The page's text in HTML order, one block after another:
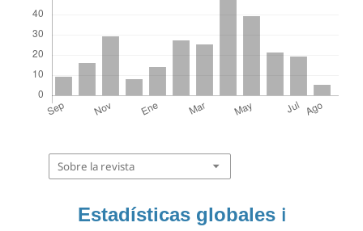
Sobre la revista
Estadísticas globales ℹ️